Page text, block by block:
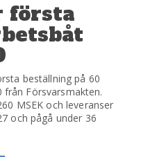
första
beställning på 60
Försvarsmakten.
MSEK och leveranser
och pågå under 36